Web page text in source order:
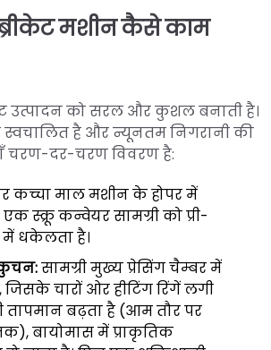
ब्रीकेट मशीन कैसे काम
उत्पादन को सरल और कुशल बनाती है।
से स्वचालित है और न्यूनतम निगरानी की
चरण-दर-चरण विवरण है:
कच्चा माल मशीन के होपर में
एक स्क्रू कन्वेयर सामग्री को प्री-
में धकेलता है।
सामग्री मुख्य प्रेसिंग चैम्बर में
जिसके चारों ओर हीटिंग रिंगें लगी
तापमान बढ़ता है (आम तौर पर
बायोमास में प्राकृतिक